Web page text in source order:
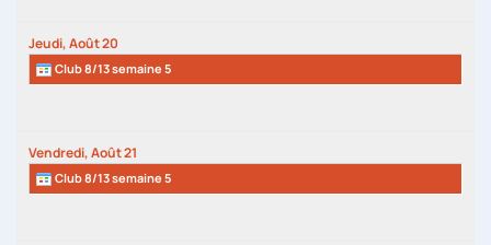
Jeudi,Août20
Club 8/13 semaine 5
Vendredi,Août21
Club 8/13 semaine 5